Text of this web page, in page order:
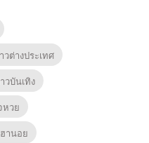
วต่างประเทศ
วบันเทิง
หวย
านอย